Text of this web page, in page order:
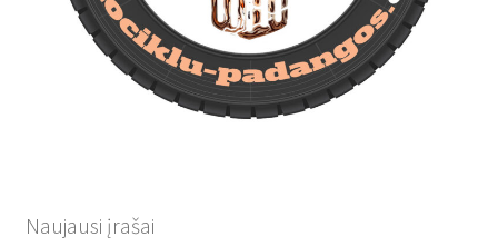
Naujausi įrašai